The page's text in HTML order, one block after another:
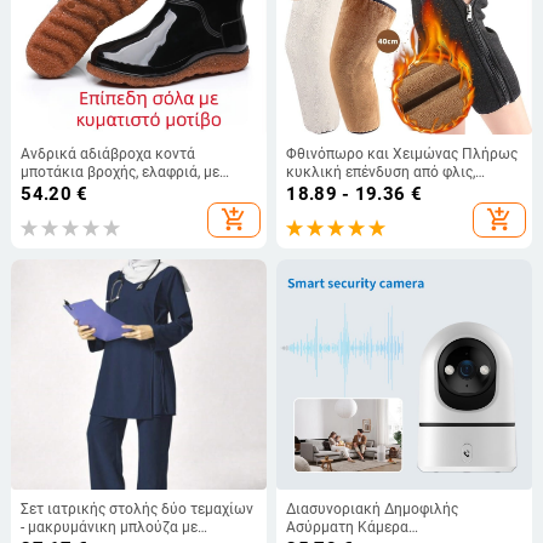
Ανδρικά αδιάβροχα κοντά
μποτάκια βροχής, ελαφριά, με
αντιολισθητική σόλα και σόλα με
εξωτερικούς χώρους
54.20 €
add_shopping_cart
Φθινόπωρο και Χειμώνας Πλήρως
κυκλική επένδυση από φλις,
απομίμηση βελούδου προβάτου,
διπλής πυκνότητας επιγονατίδα,
ζεστό επιγονατίδα με φερμουάρ
18.89 - 19.36 €
add_shopping_cart
Σετ ιατρικής στολής δύο τεμαχίων
- μακρυμάνικη μπλούζα με
Διασυνοριακή Δημοφιλής
Ασύρματη Κάμερα